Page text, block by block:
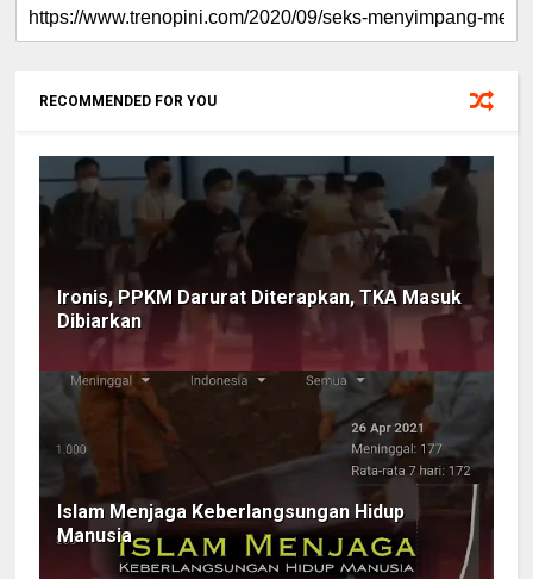
RECOMMENDED FOR YOU
Ironis, PPKM Darurat Diterapkan, TKA Masuk
Dibiarkan
Islam Menjaga Keberlangsungan Hidup
Manusia